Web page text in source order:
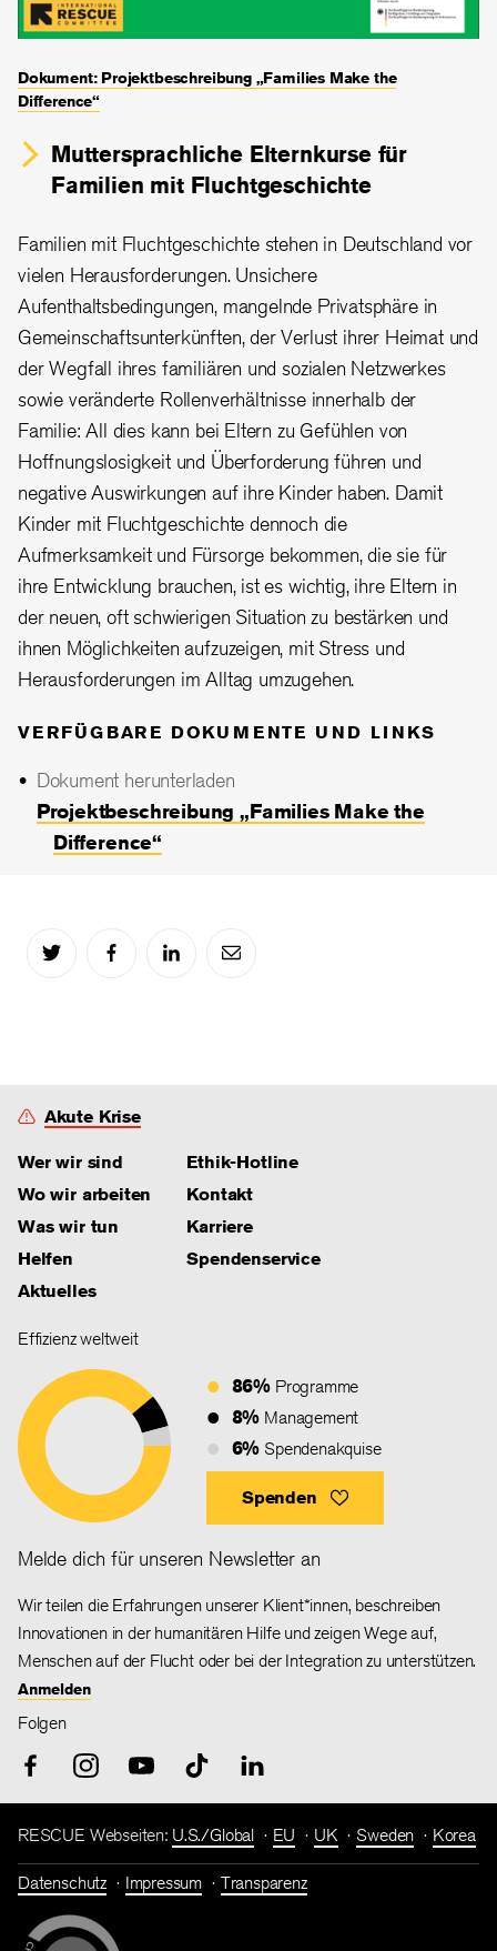
Dokument: Projektbeschreibung „Families Make the
Difference“
Muttersprachliche Elternkurse für
Familien mit Fluchtgeschichte
Familien mit Fluchtgeschichte stehen in Deutschland vor
vielen Herausforderungen. Unsichere
Aufenthaltsbedingungen, mangelnde Privatsphäre in
Gemeinschaftsunterkünften, der Verlust ihrer Heimat und
der Wegfall ihres familiären und sozialen Netzwerkes
sowie veränderte Rollenverhältnisse innerhalb der
Familie: All dies kann bei Eltern zu Gefühlen von
Hoffnungslosigkeit und Überforderung führen und
negative Auswirkungen auf ihre Kinder haben. Damit
Kinder mit Fluchtgeschichte dennoch die
Aufmerksamkeit und Fürsorge bekommen, die sie für
ihre Entwicklung brauchen, ist es wichtig, ihre Eltern in
der neuen, oft schwierigen Situation zu bestärken und
ihnen Möglichkeiten aufzuzeigen, mit Stress und
Herausforderungen im Alltag umzugehen.
VERFÜGBARE DOKUMENTE UND LINKS
Dokument herunterladen
Projektbeschreibung „Families Make the
Difference“
Akute Krise
Wer wir sind
Wo wir arbeiten
Was wir tun
Helfen
Aktuelles
Ethik-Hotline
Kontakt
Karriere
Spendenservice
Effizienz weltweit
86% Programme
8% Management
6% Spendenakquise
Spenden
Melde dich für unseren Newsletter an
Wir teilen die Erfahrungen unserer Klient*innen, beschreiben
Innovationen in der humanitären Hilfe und zeigen Wege auf,
Menschen auf der Flucht oder bei der Integration zu unterstützen.
Anmelden
Folgen
RESCUE Webseiten: U.S./Global EU UK Sweden Korea
Datenschutz Impressum Transparenz